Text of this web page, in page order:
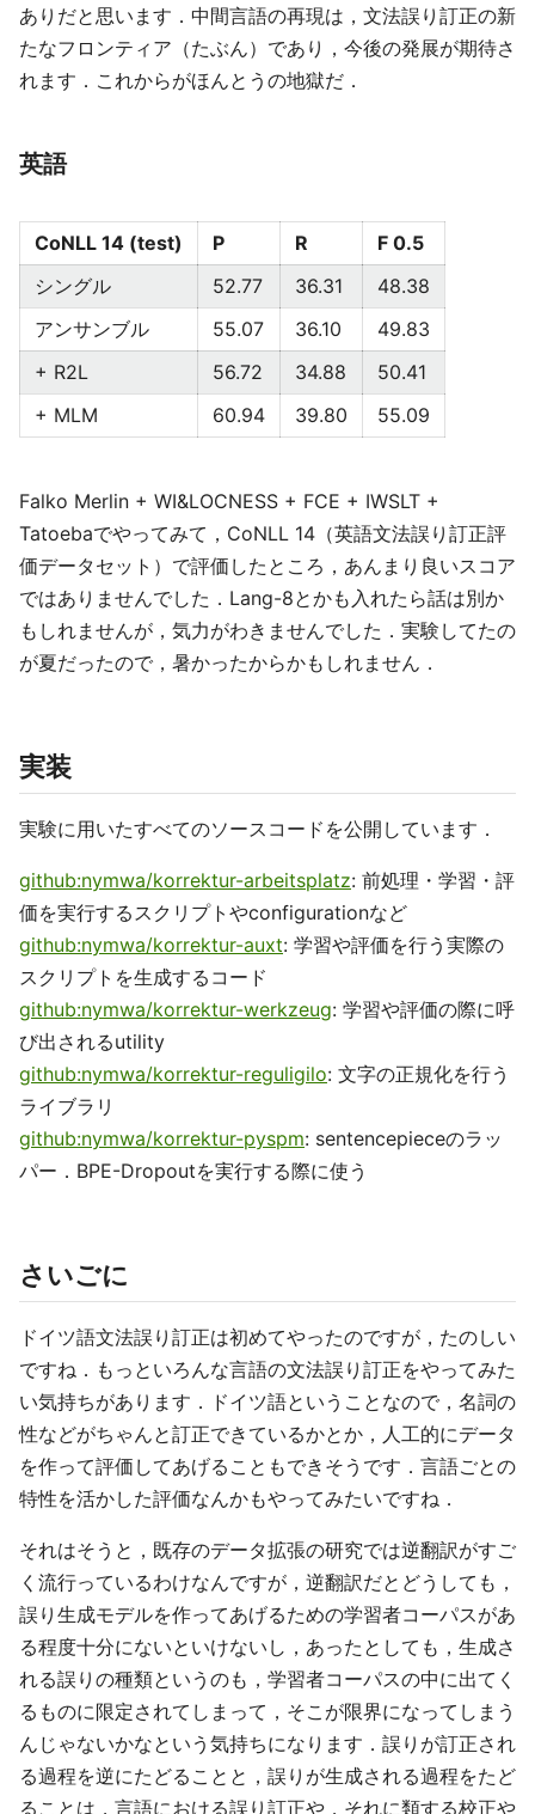
ありだと思います．中間言語の再現は，文法誤り訂正の新
たなフロンティア（たぶん）であり，今後の発展が期待さ
れます．これからがほんとうの地獄だ．
英語
CoNLL 14 (test) P R
F 0.5
シングル
52.77 36.31
48.38
アンサンブル
55.07 36.10
49.83
+ R2L
56.72 34.88
50.41
+ MLM
60.94 39.80 55.09
Falko Merlin + WI&LOCNESS + FCE + IWSLT +
Tatoebaでやってみて，CoNLL 14（英語文法誤り訂正評
価データセット）で評価したところ，あんまり良いスコア
ではありませんでした．Lang-8とかも入れたら話は別か
もしれませんが，気力がわきませんでした．実験してたの
が夏だったので，暑かったからかもしれません．
実装
実験に用いたすべてのソースコードを公開しています．
github:nymwa/korrektur-arbeitsplatz: 前処理・学習・評
価を実行するスクリプトやconfigurationなど
github:nymwa/korrektur-auxt: 学習や評価を行う実際の
スクリプトを生成するコード
github:nymwa/korrektur-werkzeug: 学習や評価の際に呼
び出されるutility
github:nymwa/korrektur-reguligilo: 文字の正規化を行う
ライブラリ
github:nymwa/korrektur-pyspm: sentencepieceのラッ
パー．BPE-Dropoutを実行する際に使う
さいごに
ドイツ語文法誤り訂正は初めてやったのですが，たのしい
ですね．もっといろんな言語の文法誤り訂正をやってみた
い気持ちがあります．ドイツ語ということなので，名詞の
性などがちゃんと訂正できているかとか，人工的にデータ
を作って評価してあげることもできそうです．言語ごとの
特性を活かした評価なんかもやってみたいですね．
それはそうと，既存のデータ拡張の研究では逆翻訳がすご
く流行っているわけなんですが，逆翻訳だとどうしても，
誤り生成モデルを作ってあげるための学習者コーパスがあ
る程度十分にないといけないし，あったとしても，生成さ
れる誤りの種類というのも，学習者コーパスの中に出てく
るものに限定されてしまって，そこが限界になってしまう
んじゃないかなという気持ちになります．誤りが訂正され
る過程を逆にたどることと，誤りが生成される過程をたど
ることは，言語における誤り訂正や，それに類する校正や